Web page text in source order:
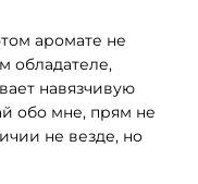
аромате не
обладателе,
навязчивую
обо мне, прям не
не везде, но